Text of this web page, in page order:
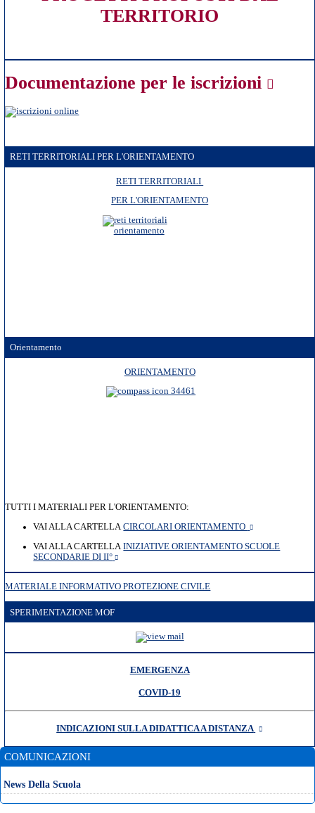
TERRITORIO
Documentazione per le iscrizioni
RETI TERRITORIALI PER L'ORIENTAMENTO
RETI TERRITORIALI
PER L'ORIENTAMENTO
Orientamento
ORIENTAMENTO
TUTTI I MATERIALI PER L'ORIENTAMENTO:
VAI ALLA CARTELLACIRCOLARI ORIENTAMENTO
VAI ALLA CARTELLAINIZIATIVE ORIENTAMENTO SCUOLE
SECONDARIE DI II°
MATERIALE INFORMATIVO PROTEZIONE CIVILE
SPERIMENTAZIONE MOF
EMERGENZA
COVID-19
INDICAZIONI SULLA DIDATTICA A DISTANZA
COMUNICAZIONI
News Della Scuola